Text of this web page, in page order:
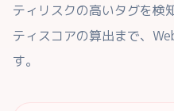
ティリスクの高いタグを検
ティスコアの算出まで、
す。